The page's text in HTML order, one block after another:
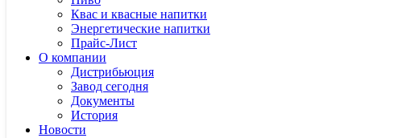
Квас и квасные напитки
Энергетические напитки
Прайс-Лист
О компании
Дистрибьюция
Завод сегодня
Документы
История
Новости